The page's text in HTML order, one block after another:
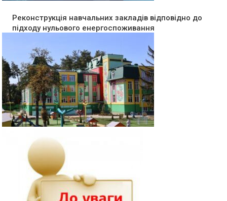
Реконструкція навчальних закладів відповідно до
підходу нульового енергоспоживання